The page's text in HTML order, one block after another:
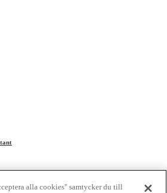
alla cookies" samtycker du till